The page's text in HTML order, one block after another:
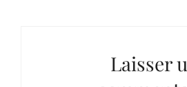
Laisser